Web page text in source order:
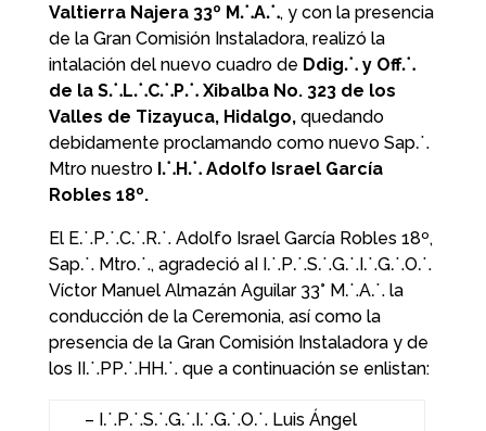
Valtierra Najera 33º M⸫A⸫, y con la presencia
de la Gran Comisión Instaladora, realizó la
intalación del nuevo cuadro de Ddig⸫ y Off⸫
de la S⸫L⸫C⸫P⸫ Xibalba No. 323 de los
Valles de Tizayuca, Hidalgo,quedando
debidamente proclamando como nuevo Sap⸫
Mtro nuestro I⸫H⸫ Adolfo Israel García
Robles 18º.
El E⸫P⸫C⸫R⸫ Adolfo Israel García Robles 18º,
Sap⸫ Mtro⸫, agradeció aI I⸫P⸫S⸫G⸫I⸫G⸫O⸫
Víctor Manuel Almazán Aguilar 33° M⸫A⸫ la
conducción de la Ceremonia, así como la
presencia de la Gran Comisión Instaladora y de
los II⸫PP⸫HH⸫ que a continuación se enlistan:
– I⸫P⸫S⸫G⸫I⸫G⸫O⸫ Luis Ángel